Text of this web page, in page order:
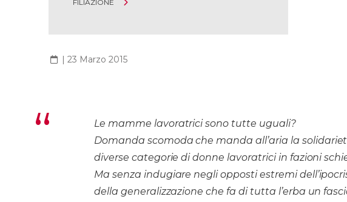
FILIAZIONE
23 Marzo 2015
Le mamme lavoratrici sono tutte uguali?
Domanda scomoda che manda all’aria la
diverse categorie di donne lavoratrici in fazioni
Ma senza indugiare negli opposti estremi
della generalizzazione che fa di tutta l’erba un